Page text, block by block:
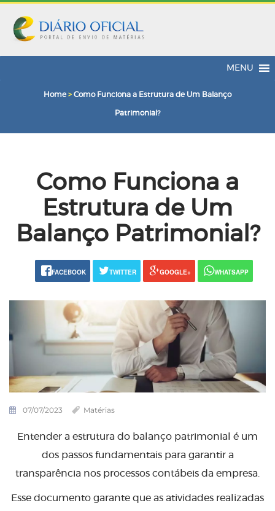
MENU
Home > Como Funciona a Estrutura de Um Balanço
Patrimonial?
Como Funciona a
Estrutura de Um
Balanço Patrimonial?
FACEBOOK TWITTER GOOGLE+ WHATSAPP
07/07/2023 Matérias
Entender a estrutura do balanço patrimonial é um
dos passos fundamentais para garantir a
transparência nos processos contábeis da empresa.
Esse documento garante que as atividades realizadas